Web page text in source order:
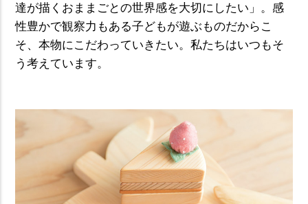
達が描くおままごとの世界感を大切にしたい」。感
性豊かで観察力もある子どもが遊ぶものだからこ
そ、本物にこだわっていきたい。私たちはいつもそ
う考えています。